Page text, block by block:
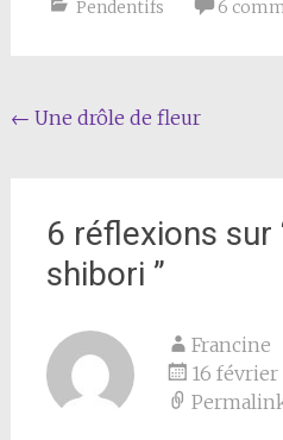
Pendentifs 6
Navigation
← Une drôle de fleur
6 réflexions sur
shibori ”
Francine
16 février